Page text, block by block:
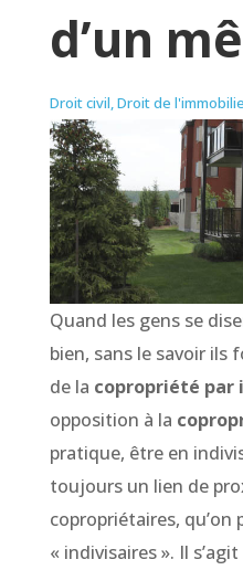
d’un
Droit civil,Droit de
Quand les gens se
bien, sans le savoir ils
de la copropriété par
opposition à la
pratique, être en
toujours un lien de
copropriétaires, qu’on
« indivisaires ». Il